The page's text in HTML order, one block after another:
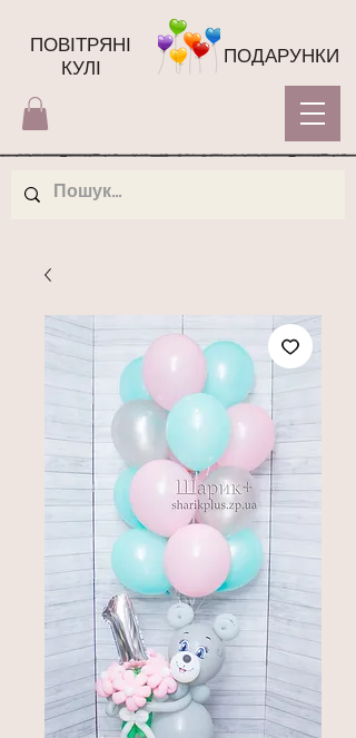
ПОВІТРЯНІ
КУЛІ
ПОДАРУНКИ